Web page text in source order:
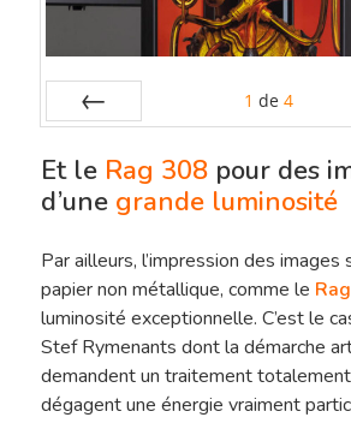
1 de 4
Et le Rag 308pour des
d’une grande luminosité
Par ailleurs, l’impression des images
papier non métallique, comme le
luminosité exceptionnelle. C’est le
Stef Rymenants dont la démarche
demandent un traitement
dégagent une énergie vraiment
Le